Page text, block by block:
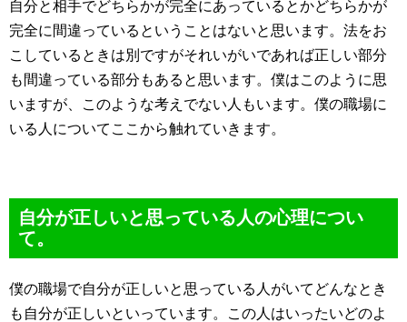
自分と相手でどちらかが完全にあっているとかどちらかが
完全に間違っているということはないと思います。法をお
こしているときは別ですがそれいがいであれば正しい部分
も間違っている部分もあると思います。僕はこのように思
いますが、このような考えでない人もいます。僕の職場に
いる人についてここから触れていきます。
自分が正しいと思っている人の心理につい
て。
僕の職場で自分が正しいと思っている人がいてどんなとき
も自分が正しいといっています。この人はいったいどのよ